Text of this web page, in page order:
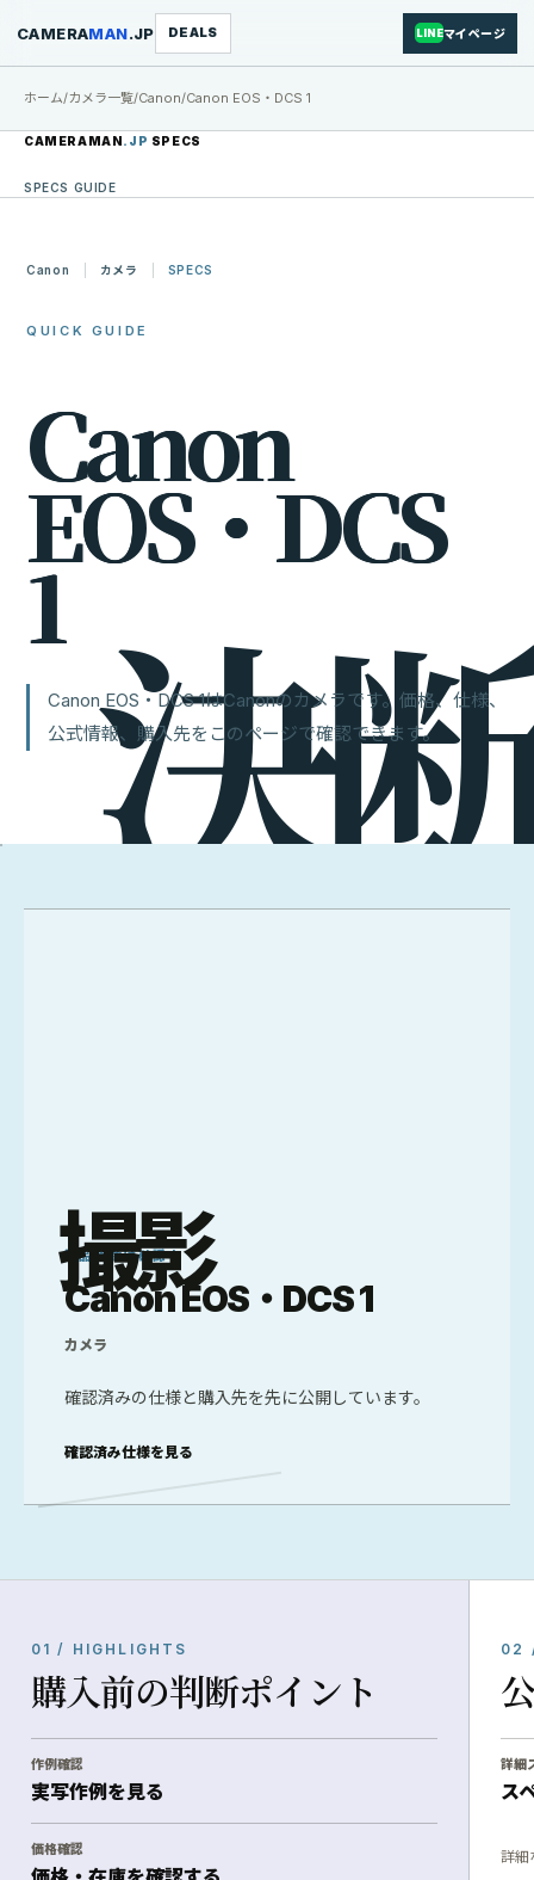
CAMERAMAN.JP DEALS LINEマイページ
ホーム/カメラ一覧/Canon/Canon EOS・DCS 1
CAMERAMAN.JP SPECS
SPECS GUIDE
Canon カメラ SPECS
QUICK GUIDE
Canon
EOS・DCS
1
Canon EOS・DCS 1はCanonのカメラです。価格、仕様、
公式情報、購入先をこのページで確認できます。
撮影
製品画像は確認中
Canon EOS・DCS 1
カメラ
確認済みの仕様と購入先を先に公開しています。
確認済み仕様を見る
01 / HIGHLIGHTS
購入前の判断ポイント
作例確認
実写作例を見る
価格確認
02
詳細
ス
詳細